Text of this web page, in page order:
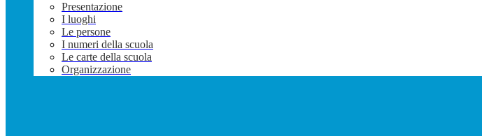
Presentazione
I luoghi
Le persone
I numeri della scuola
Le carte della scuola
Organizzazione